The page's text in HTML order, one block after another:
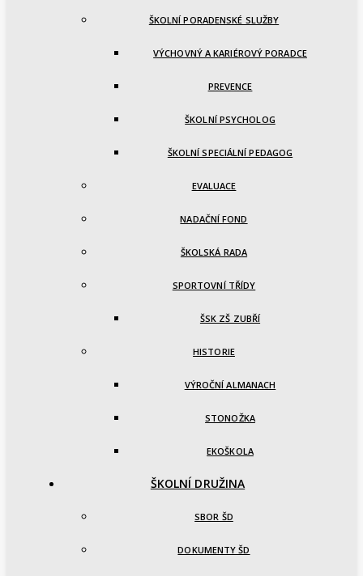
ŠKOLNÍ PORADENSKÉ SLUŽBY
VÝCHOVNÝ A KARIÉROVÝ PORADCE
PREVENCE
ŠKOLNÍ PSYCHOLOG
ŠKOLNÍ SPECIÁLNÍ PEDAGOG
EVALUACE
NADAČNÍ FOND
ŠKOLSKÁ RADA
SPORTOVNÍ TŘÍDY
ŠSK ZŠ ZUBŘÍ
HISTORIE
VÝROČNÍ ALMANACH
STONOŽKA
EKOŠKOLA
ŠKOLNÍ DRUŽINA
SBOR ŠD
DOKUMENTY ŠD